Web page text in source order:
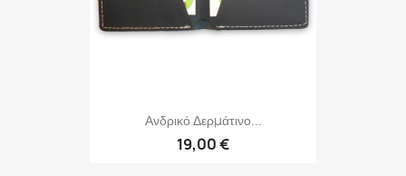
Ανδρικό Δερμάτινο...
19,00 €